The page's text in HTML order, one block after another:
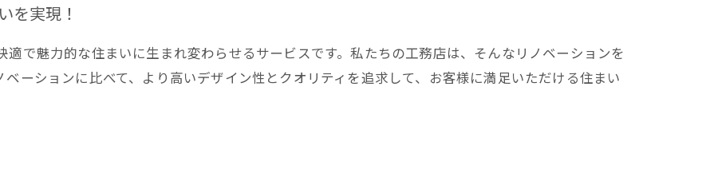
を実現！
で魅力的な住まいに生まれ変わらせるサービスです。私たちの工務店は、そんなリノベーションを
ーションに比べて、より高いデザイン性とクオリティを追求して、お客様に満足いただける住まい